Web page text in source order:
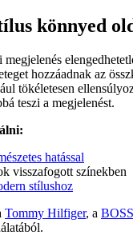
könnyed
hozzáadnak az
tökéletesen
teszi a megjelenést.
hatással
visszafogott színekben
stílushoz
Tommy Hilfiger, a BOSS